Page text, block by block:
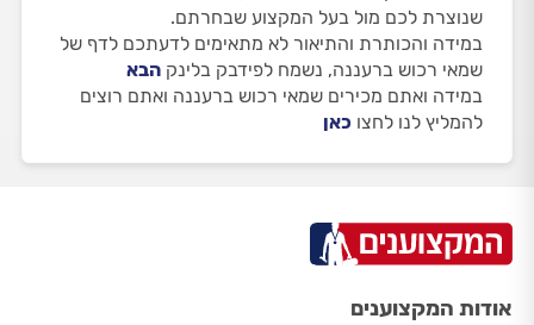
שנוצרת לכם מול בעל המקצוע שבחרתם.
במידה והכותרת והתיאור לא מתאימים לדעתכם לדף של
שמאי רכוש ברעננה, נשמח לפידבק בלינק הבא
במידה ואתם מכירים שמאי רכוש ברעננה ואתם רוצים
להמליץ לנו לחצו כאן
אודות המקצוענים